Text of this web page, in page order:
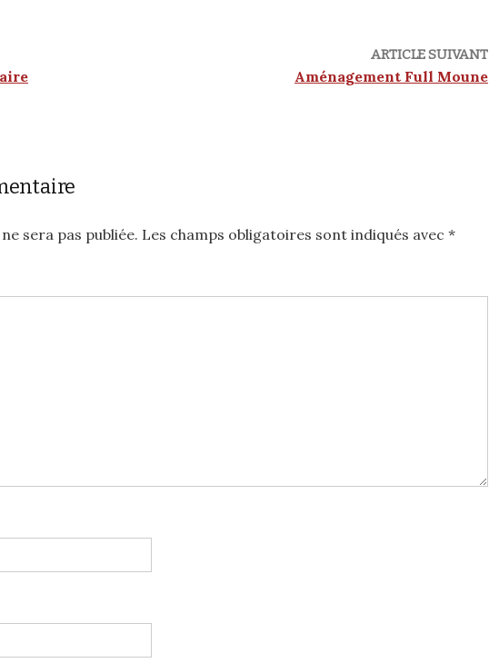
ARTICLE SUIVANT
Aménagement Full Moune
sera pas publiée. Les champs obligatoires sont indiqués avec *